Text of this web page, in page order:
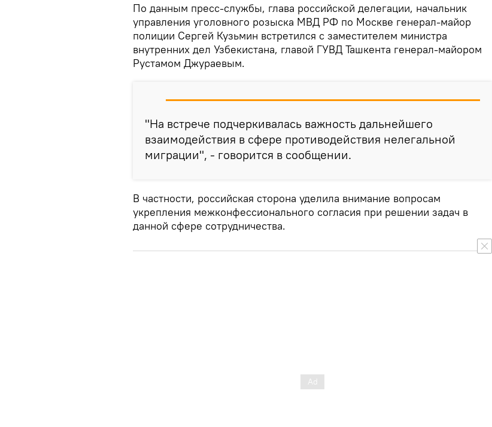
По данным пресс-службы, глава российской делегации, начальник
управления уголовного розыска МВД РФ по Москве генерал-майор
полиции Сергей Кузьмин встретился с заместителем министра
внутренних дел Узбекистана, главой ГУВД Ташкента генерал-майором
Рустамом Джураевым.
"На встрече подчеркивалась важность дальнейшего
взаимодействия в сфере противодействия нелегальной
миграции", - говорится в сообщении.
В частности, российская сторона уделила внимание вопросам
укрепления межконфессионального согласия при решении задач в
данной сфере сотрудничества.